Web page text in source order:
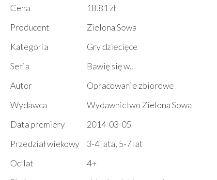
Cena
18.81 zł
Producent
Zielona Sowa
Kategoria
Gry dziecięce
Seria
Bawię się w…
Autor
Opracowanie zbiorowe
Wydawca
Wydawnictwo Zielona Sowa
Data premiery
2014-03-05
Przedział wiekowy
3-4 lata, 5-7 lat
Od lat
4+